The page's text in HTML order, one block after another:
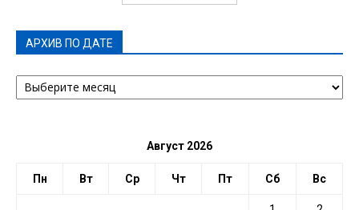
АРХИВ ПО ДАТЕ
АРХИВ
ПО
Август 2026
Пн Вт Ср Чт Пт Сб Вс